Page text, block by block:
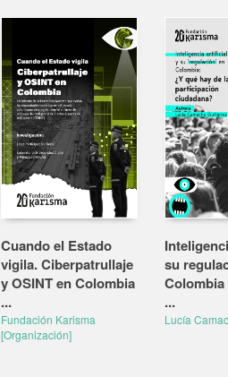
Cuando el Estado
vigila. Ciberpatrullaje
y OSINT en Colombia
...
Fundación Karisma
[Organización]
su
Colombia
...
Lucía